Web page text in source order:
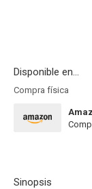
Disponible en...
Compra física
Sinopsis